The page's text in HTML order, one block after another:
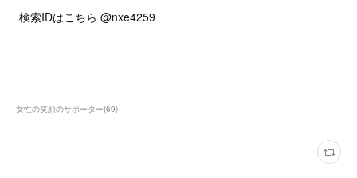
検索IDはこちら @nxe4259
女性の笑顔のサポーター(69)